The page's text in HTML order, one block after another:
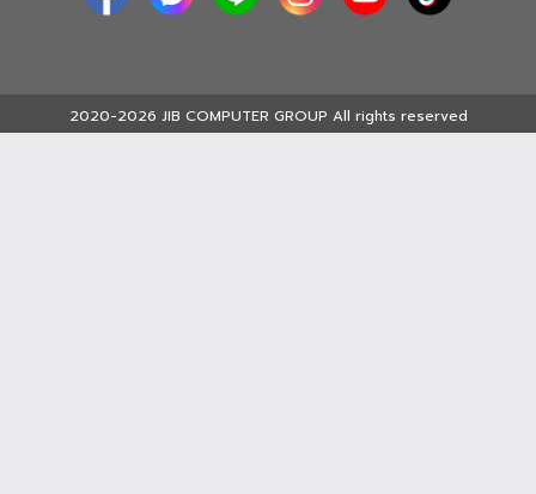
2020-2026 JIB COMPUTER GROUP All rights reserved